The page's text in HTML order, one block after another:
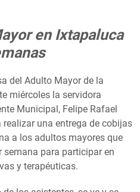
en Ixtapaluca
del Adulto Mayor de la
miércoles la servidora
Municipal, Felipe Rafael
una entrega de cobijas
a los adultos mayores que
semana para participar en
y terapéuticas.